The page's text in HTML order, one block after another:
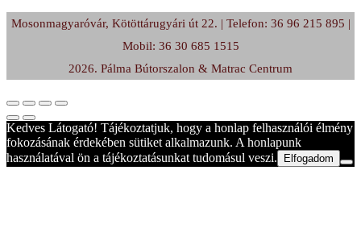
Mosonmagyaróvár, Kötöttárugyári út 22. | Telefon: 36 96 215 895 |
Mobil: 36 30 685 1515
2026. Pálma Bútorszalon & Matrac Centrum
Kedves Látogató! Tájékoztatjuk, hogy a honlap felhasználói élmény
fokozásának érdekében sütiket alkalmazunk. A honlapunk
használatával ön a tájékoztatásunkat tudomásul veszi.
Elfogadom